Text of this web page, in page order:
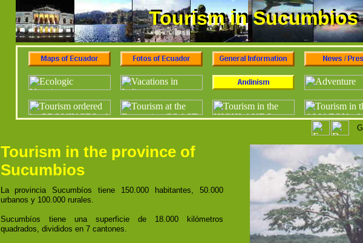
Tourism in the province of
Sucumbios
La provincia Sucumbíos tiene 150.000 habitantes, 50.000
urbanos y 100.000 rurales.
Sucumbíos tiene una superficie de 18.000 kilómetros
quadrados, divididos en 7 cantones.
Tourism in Sucumbios
Tourism in Sucumbios